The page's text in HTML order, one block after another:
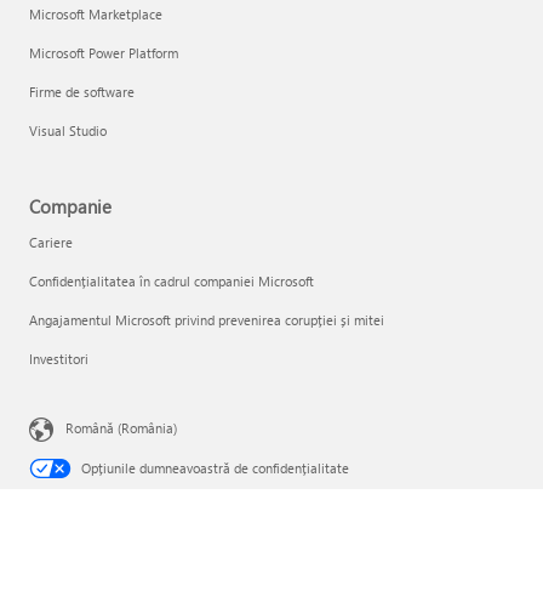
Microsoft Marketplace
Microsoft Power Platform
Firme de software
Visual Studio
Companie
Cariere
Confidențialitatea în cadrul companiei Microsoft
Angajamentul Microsoft privind prevenirea corupției și mitei
Investitori
Română (România)
Opțiunile dumneavoastră de confidențialitate